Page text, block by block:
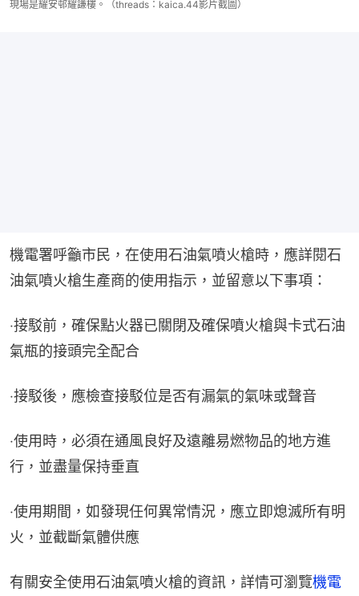
現場是耀安邨耀謙樓。（threads：kaica.44影片截圖）
機電署呼籲市民，在使用石油氣噴火槍時，應詳閱石
油氣噴火槍生產商的使用指示，並留意以下事項：
‧接駁前，確保點火器已關閉及確保噴火槍與卡式石油
氣瓶的接頭完全配合
‧接駁後，應檢查接駁位是否有漏氣的氣味或聲音
‧使用時，必須在通風良好及遠離易燃物品的地方進
行，並盡量保持垂直
‧使用期間，如發現任何異常情況，應立即熄滅所有明
火，並截斷氣體供應
有關安全使用石油氣噴火槍的資訊，詳情可瀏覽機電